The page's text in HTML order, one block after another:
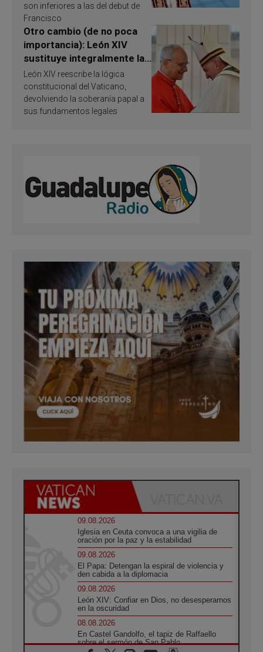
son inferiores a las del debut de
Francisco
Otro cambio (de no poca
importancia): León XIV
sustituye integralmente la
ley vaticana de Papa
Francisco
León XIV reescribe la lógica
constitucional del Vaticano,
devolviendo la soberanía papal a
sus fundamentos legales
09.08.2026
Iglesia en Ceuta convoca a una vigilia de
oración por la paz y la estabilidad
09.08.2026
El Papa: Detengan la espiral de violencia y
den cabida a la diplomacia
09.08.2026
León XIV: Confiar en Dios, no desesperarnos
en la oscuridad
08.08.2026
En Castel Gandolfo, el tapiz de Raffaello
sobre el sermón de San Pablo